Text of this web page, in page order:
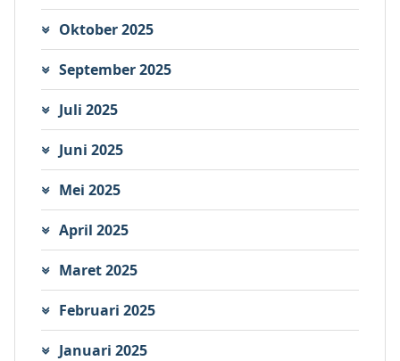
Oktober 2025
September 2025
Juli 2025
Juni 2025
Mei 2025
April 2025
Maret 2025
Februari 2025
Januari 2025